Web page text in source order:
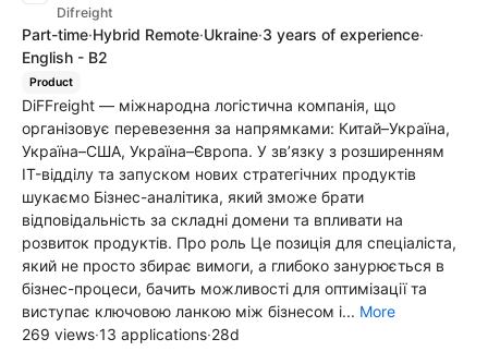
Difreight
Part-time·Hybrid Remote·Ukraine·3 years of experience·
English - B2
Product
DiFFreight — міжнародна логістична компанія, що
організовує перевезення за напрямками: Китай–Україна,
Україна–США, Україна–Європа. У зв’язку з розширенням
IT-відділу та запуском нових стратегічних продуктів
шукаємо Бізнес-аналітика, який зможе брати
відповідальність за складні домени та впливати на
розвиток продуктів. Про роль Це позиція для спеціаліста,
який не просто збирає вимоги, а глибоко занурюється в
бізнес-процеси, бачить можливості для оптимізації та
виступає ключовою ланкою між бізнесом і... More
269 views·13 applications·28d